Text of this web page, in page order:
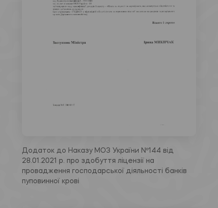
Додаток до Наказу МОЗ України Nº144 від
28.01.2021 р. про здобуття ліцензії на
провадження господарської діяльності банків
пуповинної крові